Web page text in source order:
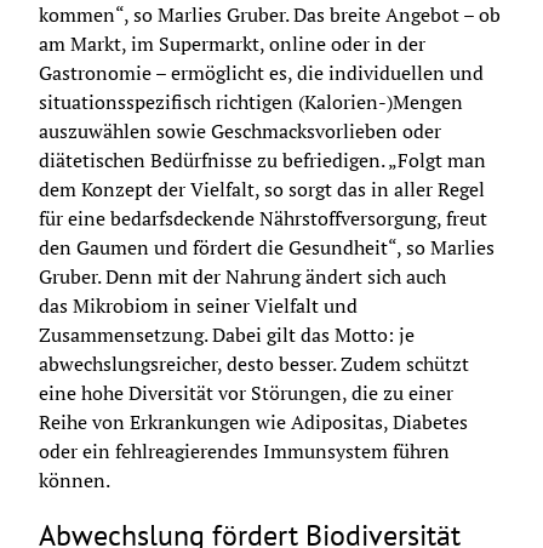
kommen“, so Marlies Gruber. Das breite Angebot – ob
am Markt, im Supermarkt, online oder in der
Gastronomie – ermöglicht es, die individuellen und
situationsspezifisch richtigen (Kalorien-)Mengen
auszuwählen sowie Geschmacksvorlieben oder
diätetischen Bedürfnisse zu befriedigen. „Folgt man
dem Konzept der Vielfalt, so sorgt das in aller Regel
für eine bedarfsdeckende Nährstoffversorgung, freut
den Gaumen und fördert die Gesundheit“, so Marlies
Gruber. Denn mit der Nahrung ändert sich auch
das Mikrobiom in seiner Vielfalt und
Zusammensetzung. Dabei gilt das Motto: je
abwechslungsreicher, desto besser. Zudem schützt
eine hohe Diversität vor Störungen, die zu einer
Reihe von Erkrankungen wie Adipositas, Diabetes
oder ein fehlreagierendes Immunsystem führen
können.
Abwechslung fördert Biodiversität